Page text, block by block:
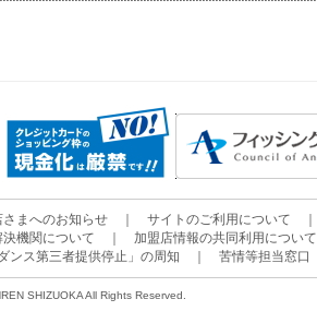
さまへのお知らせ サイトのご利用について
機関について
加盟店情報の共同利用について
ンス第三者提供停止」の周知
苦情等担当窓口
SHIZUOKA All Rights Reserved.